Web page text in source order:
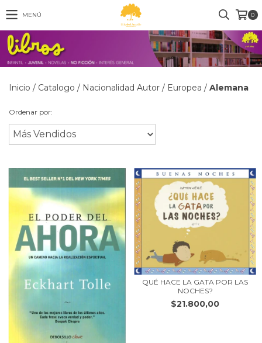
MENÚ 0
Inicio / Catalogo / Nacionalidad Autor / Europea / Alemana
Ordenar por:
QUÉ HACE LA GATA POR LAS
NOCHES?
$21.800,00